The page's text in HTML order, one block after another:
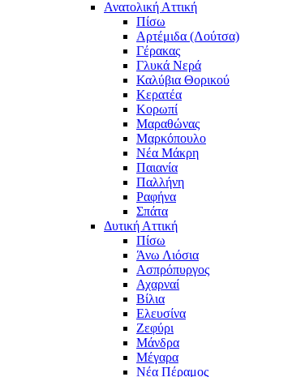
Ανατολική Αττική
Πίσω
Αρτέμιδα (Λούτσα)
Γέρακας
Γλυκά Νερά
Καλύβια Θορικού
Κερατέα
Κορωπί
Μαραθώνας
Μαρκόπουλο
Νέα Μάκρη
Παιανία
Παλλήνη
Ραφήνα
Σπάτα
Δυτική Αττική
Πίσω
Άνω Λιόσια
Ασπρόπυργος
Αχαρναί
Βίλια
Ελευσίνα
Ζεφύρι
Μάνδρα
Μέγαρα
Νέα Πέραμος